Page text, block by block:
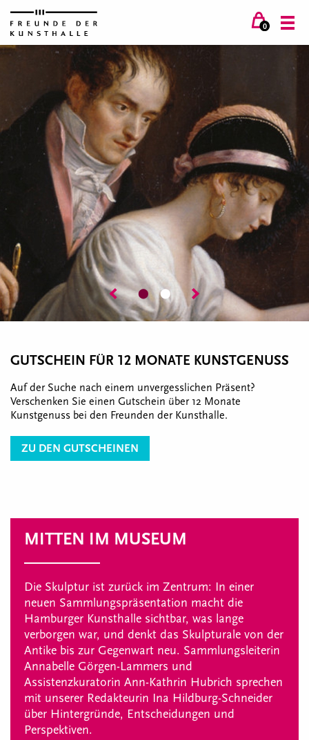
0
GUTSCHEIN FÜR 12 MONATE KUNSTGENUSS
Auf der Suche nach einem unvergesslichen Präsent?
Verschenken Sie einen Gutschein über 12 Monate
Kunstgenuss bei den Freunden der Kunsthalle.
ZU DEN GUTSCHEINEN
⬤ ⬤
MITTEN IM MUSEUM
Die Skulptur ist zurück im Zentrum: In einer
neuen Sammlungspräsentation macht die
Hamburger Kunsthalle sichtbar, was lange
verborgen war, und denkt das Skulpturale von der
Antike bis zur Gegenwart neu. Sammlungsleiterin
Annabelle Görgen-Lammers und
Assistenzkuratorin Ann-Kathrin Hubrich sprechen
mit unserer Redakteurin Ina Hildburg-Schneider
über Hintergründe, Entscheidungen und
Perspektiven.